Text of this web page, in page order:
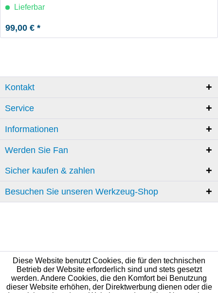
Lieferbar
99,00 € *
Kontakt
Service
Informationen
Werden Sie Fan
Sicher kaufen & zahlen
Besuchen Sie unseren Werkzeug-Shop
Diese Website benutzt Cookies, die für den technischen
Betrieb der Website erforderlich sind und stets gesetzt
werden. Andere Cookies, die den Komfort bei Benutzung
dieser Website erhöhen, der Direktwerbung dienen oder die